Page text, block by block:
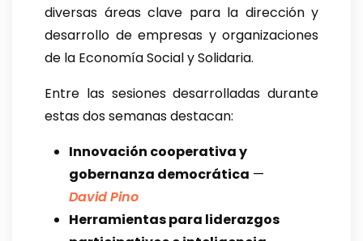
diversas áreas clave para la dirección y
desarrollo de empresas y organizaciones
de la Economía Social y Solidaria.
Entre las sesiones desarrolladas durante
estas dos semanas destacan:
Innovación cooperativa y
gobernanza democrática —
David Pino
Herramientas para liderazgos